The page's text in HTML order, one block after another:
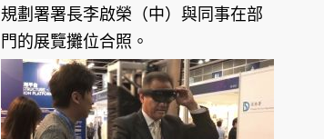
規劃署署長李啟榮（中）與同事在部
門的展覽攤位合照。